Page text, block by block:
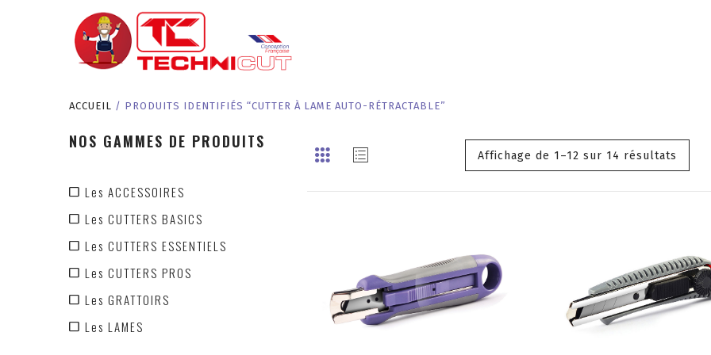
ACCUEIL / PRODUITS IDENTIFIÉS “CUTTER À LAME AUTO-RÉTRACTABLE”
NOS GAMMES DE PRODUITS
Les ACCESSOIRES
Les CUTTERS BASICS
Les CUTTERS ESSENTIELS
Les CUTTERS PROS
Les GRATTOIRS
Les LAMES
Affichage de 1–12 sur 14 résultats